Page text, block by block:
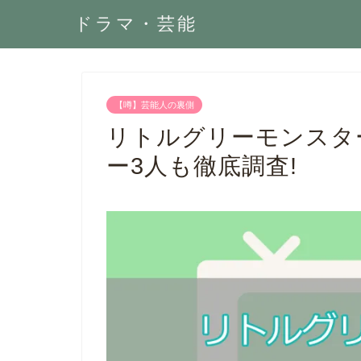
ドラマ・芸能
【噂】芸能人の裏側
リトルグリーモンス
ー3人も徹底調査!